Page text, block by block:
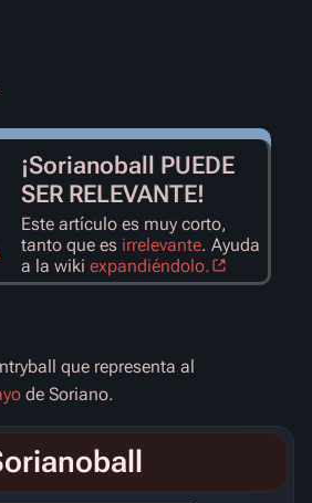
¡Sorianoball PUEDE
SER RELEVANTE!
Este artículo es muy corto,
tanto que es irrelevante. Ayuda
a la wiki expandiéndolo.
que representa al
de Soriano.